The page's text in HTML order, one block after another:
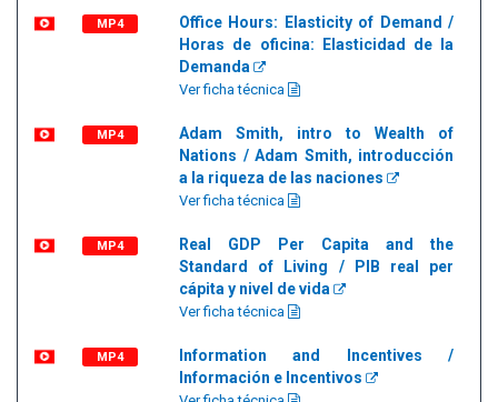
MP4
Office Hours: Elasticity of Demand /
Horas de oficina: Elasticidad de la
Demanda
Ver ficha técnica
MP4
Adam Smith, intro to Wealth of
Nations / Adam Smith, introducción
a la riqueza de las naciones
Ver ficha técnica
MP4
Real GDP Per Capita and the
Standard of Living / PIB real per
cápita y nivel de vida
Ver ficha técnica
MP4
Information and Incentives /
Información e Incentivos